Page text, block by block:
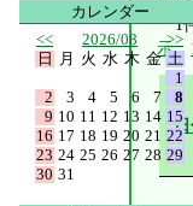
1
示、
カレンダー
<<
2026/08
>>
日
月 火 水 木 金 土
1
2
3 4 5 6 7
8
9 10 11 12 13 14 15
16 17 18 19 20 21 22
23 24 25 26 27 28 29
30 31